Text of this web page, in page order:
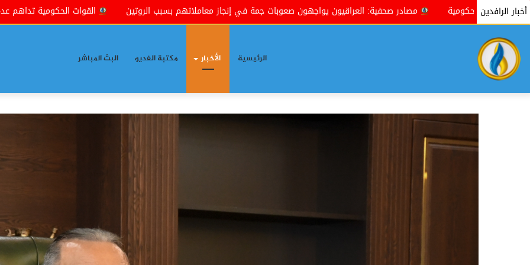
أخبار الرافدينمصادر صحفية: العراقيون يواجهون صعوبات جمة في إنجاز معاملاتهم بسبب الروتين القوات الحكومية تداهم عدة مناطق شمال شرقي
الرئيسية الأخبار مكتبة الفديو البث المباشر